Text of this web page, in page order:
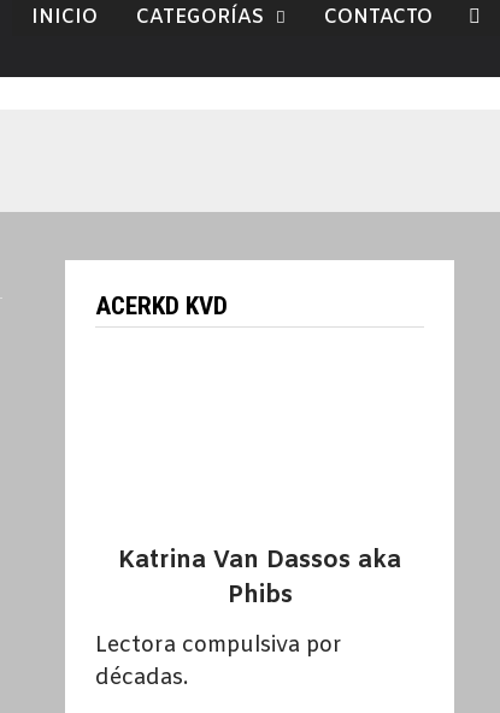
INICIO CATEGORÍAS CONTACTO
ACERKD KVD
Katrina Van Dassos aka
Phibs
Lectora compulsiva por
décadas.